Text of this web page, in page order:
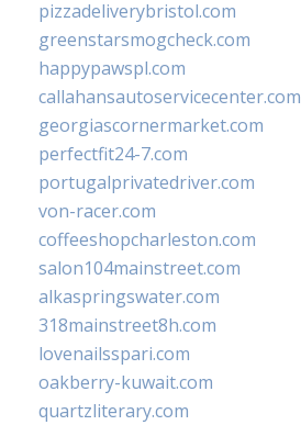
pizzadeliverybristol.com
greenstarsmogcheck.com
happypawspl.com
callahansautoservicecenter.com
georgiascornermarket.com
perfectfit24-7.com
portugalprivatedriver.com
von-racer.com
coffeeshopcharleston.com
salon104mainstreet.com
alkaspringswater.com
318mainstreet8h.com
lovenailsspari.com
oakberry-kuwait.com
quartzliterary.com